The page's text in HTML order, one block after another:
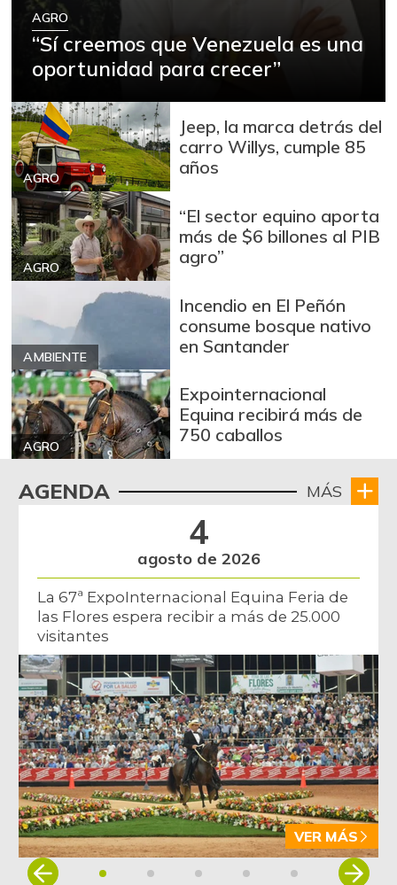
AGRO
“Sí creemos que Venezuela es una
oportunidad para crecer”
AGRO
Jeep, la marca detrás del
carro Willys, cumple 85
años
AGRO
“El sector equino aporta
más de $6 billones al PIB
agro”
AMBIENTE
Incendio en El Peñón
consume bosque nativo
en Santander
AGRO
Expointernacional
Equina recibirá más de
750 caballos
AGENDA MÁS
4
agosto de 2026
La 67ª ExpoInternacional Equina Feria de
las Flores espera recibir a más de 25.000
visitantes
VER MÁS
Item